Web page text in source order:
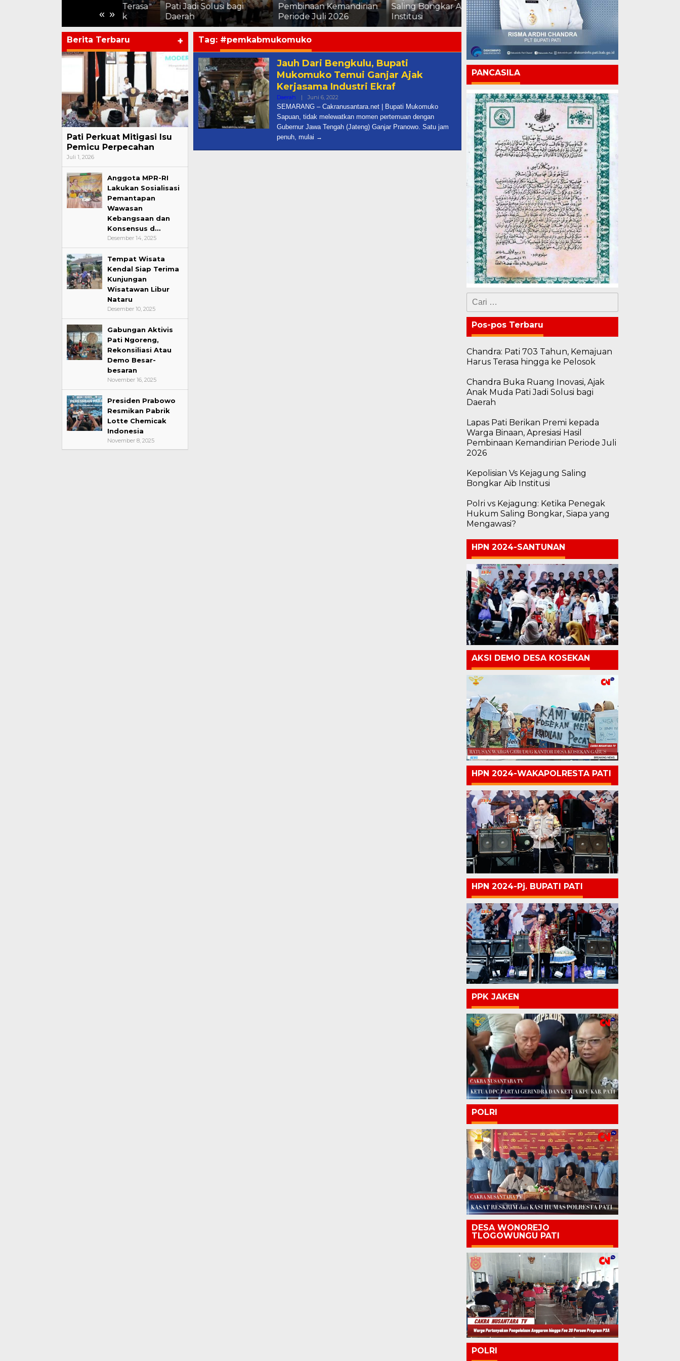
« »
Pati Jadi Solusi bagi
Pembinaan Kemandirian
Periode Juli 2026
Saling Bongkar Aib
Bongkar, Siapa yang
Mengawasi?
Kemajuan Harus Terasa
hingga ke Pelosok
Berita Terbaru +
Pati Perkuat Mitigasi Isu
Pemicu Perpecahan
Juli 1, 2026
Anggota MPR-RI
Lakukan Sosialisasi
Pemantapan
Wawasan
Kebangsaan dan
Konsensus d…
Desember 14, 2025
Tempat Wisata
Kendal Siap Terima
Kunjungan
Wisatawan Libur
Nataru
Desember 10, 2025
Gabungan Aktivis
Pati Ngoreng,
Rekonsiliasi Atau
Demo Besar-
besaran
November 16, 2025
Presiden Prabowo
Resmikan Pabrik
Lotte Chemicak
Indonesia
November 8, 2025
Tag: #pemkabmukomuko
Jauh Dari Bengkulu, Bupati
Mukomuko Temui Ganjar Ajak
Kerjasama Industri Ekraf
Daerah | Juni 6, 2022
SEMARANG – Cakranusantara.net | Bupati Mukomuko
Sapuan, tidak melewatkan momen pertemuan dengan
Gubernur Jawa Tengah (Jateng) Ganjar Pranowo. Satu jam
penuh, mulai
PANCASILA
Cari
untuk:
Pos-pos Terbaru
Chandra: Pati 703 Tahun, Kemajuan
Harus Terasa hingga ke Pelosok
Chandra Buka Ruang Inovasi, Ajak
Anak Muda Pati Jadi Solusi bagi
Daerah
Lapas Pati Berikan Premi kepada
Warga Binaan, Apresiasi Hasil
Pembinaan Kemandirian Periode Juli
2026
Kepolisian Vs Kejagung Saling
Bongkar Aib Institusi
Polri vs Kejagung: Ketika Penegak
Hukum Saling Bongkar, Siapa yang
Mengawasi?
HPN 2024-SANTUNAN
AKSI DEMO DESA KOSEKAN
HPN 2024-WAKAPOLRESTA PATI
HPN 2024-Pj. BUPATI PATI
PPK JAKEN
POLRI
DESA WONOREJO
TLOGOWUNGU PATI
POLRI